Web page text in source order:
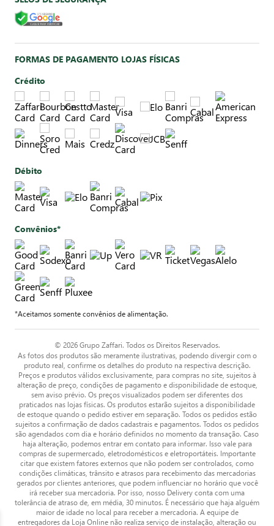
FORMAS DE PAGAMENTO LOJAS FÍSICAS
Crédito
Débito
Convênios*
*Aceitamos somente convênios de alimentação.
© 2026 Grupo Zaffari. Todos os Direitos Reservados.
As fotos dos produtos são meramente ilustrativas, podendo divergir com o
produto real, confirme os detalhes do produto na respectiva descrição.
Preços e produtos válidos exclusivamente, para compras no site, sujeitos à
alteração de preço, condições de pagamento e disponibilidade de estoque,
sem aviso prévio. Os preços visualizados podem ser diferentes dos
praticados nas lojas físicas. Os produtos estarão sujeitos a disponibilidade
de estoque quando o pedido estiver em separação. Todos os pedidos estão
sujeitos a confirmação de dados cadastrais e pagamentos. Todos os pedidos
são agendados com dia e horário definidos no momento da transação. Caso
haja alteração, podemos entrar em contato para informar. Isso vale para
compras de supermercado, eletrodomésticos e eletroportáteis. Importante
citar que existem fatores externos que não podem ser controlados, como
condições climáticas, trânsito e atrasos para recebimento das mercadorias
gerados por clientes anteriores, que podem influenciar no horário que você
irá receber sua mercadoria. Por isso, nosso Delivery conta com uma
tolerância de atraso de, em média, 30 minutos. É necessário que haja alguém
maior de idade no local para receber a mercadoria. A equipe de
entregadores da Loja Online não realiza serviço de instalação, alteração ou